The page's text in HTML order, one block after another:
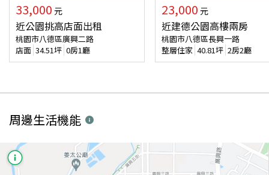
33,000 元
近公園挑高店面出租
桃園市八德區廣興二路
店面 34.51坪 0房1廳
23,000 元
近建德公園高樓兩房
桃園市八德區長興一路
整層住家 40.81坪 2房2廳
周邊生活機能